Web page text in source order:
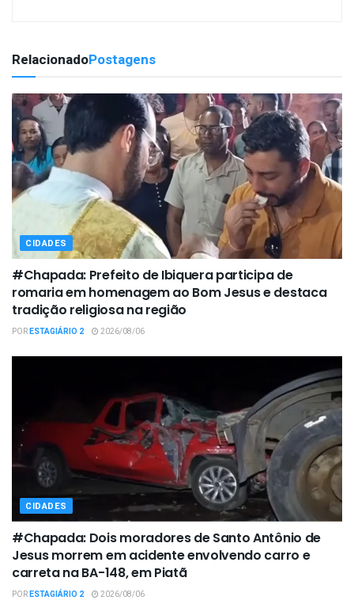
RelacionadoPostagens
CIDADES
#Chapada: Prefeito de Ibiquera participa de
romaria em homenagem ao Bom Jesus e destaca
tradição religiosa na região
PORESTAGIÁRIO 2 2026/08/06
CIDADES
#Chapada: Dois moradores de Santo Antônio de
Jesus morrem em acidente envolvendo carro e
carreta na BA-148, em Piatã
PORESTAGIÁRIO 2 2026/08/06